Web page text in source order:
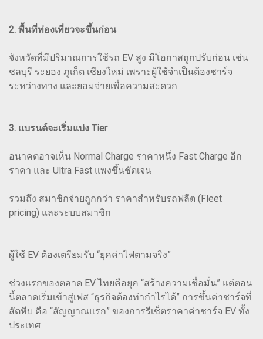
2. พื้นที่ท่องเที่ยวจะขึ้นก่อน
จังหวัดที่มีปริมาณการใช้รถ EV สูง มีโอกาสถูกปรับก่อน เช่น
ชลบุรี ระยอง ภูเก็ต เชียงใหม่ เพราะผู้ใช้จำเป็นต้องชาร์จ
ระหว่างทาง และยอมจ่ายเพื่อความสะดวก
3. แบรนด์จะเริ่มแบ่ง Tier
อนาคตอาจเห็น Normal Charge ราคาหนึ่ง Fast Charge อีก
ราคา และ Ultra Fast แพงขึ้นชัดเจน
รวมถึง สมาชิกจ่ายถูกกว่า ราคาสำหรับรถฟลีต (Fleet
pricing) และระบบสมาชิก
ผู้ใช้ EV ต้องเตรียมรับ “ยุคค่าไฟตามจริง”
ช่วงแรกของตลาด EV ไทยคือยุค “สร้างความเชื่อมั่น” แต่ตอน
นี้ตลาดเริ่มเข้าสู่เฟส “ธุรกิจต้องทำกำไรได้” การขึ้นค่าชาร์จที่
สัตหีบ คือ “สัญญาณแรก” ของการรีเซ็ตราคาค่าชาร์จ EV ทั้ง
ประเทศ